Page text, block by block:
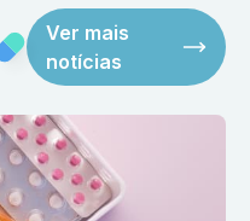
Ver mais
notícias